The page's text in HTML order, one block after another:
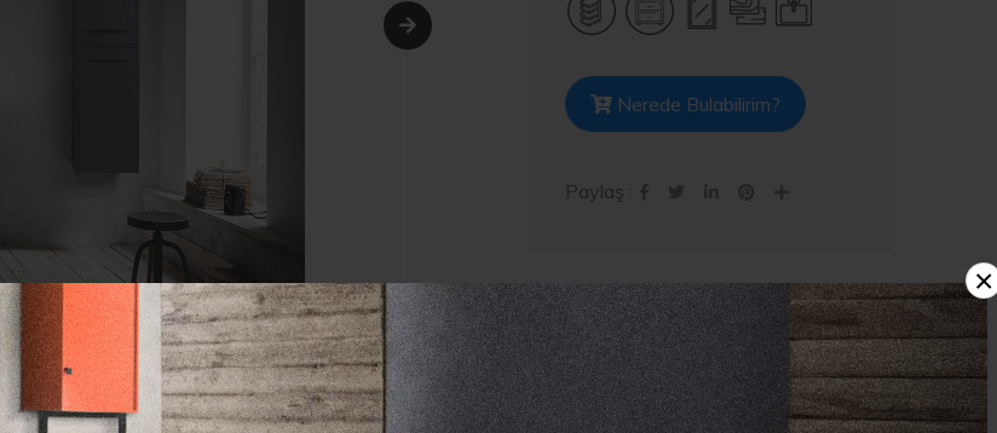
×
Nerede Bulabilirim?
Paylaş :
Teknik Çizim
Teknik Bilgiler